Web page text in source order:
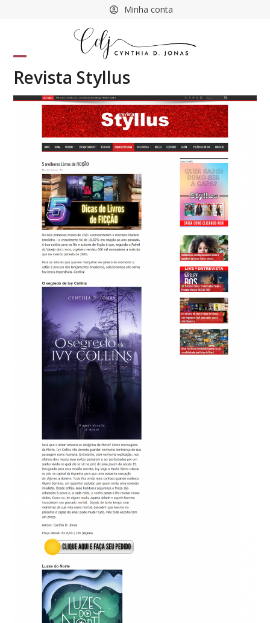
Minha conta
Open
mobile
menu
Close
mobile
menu
Revista Styllus